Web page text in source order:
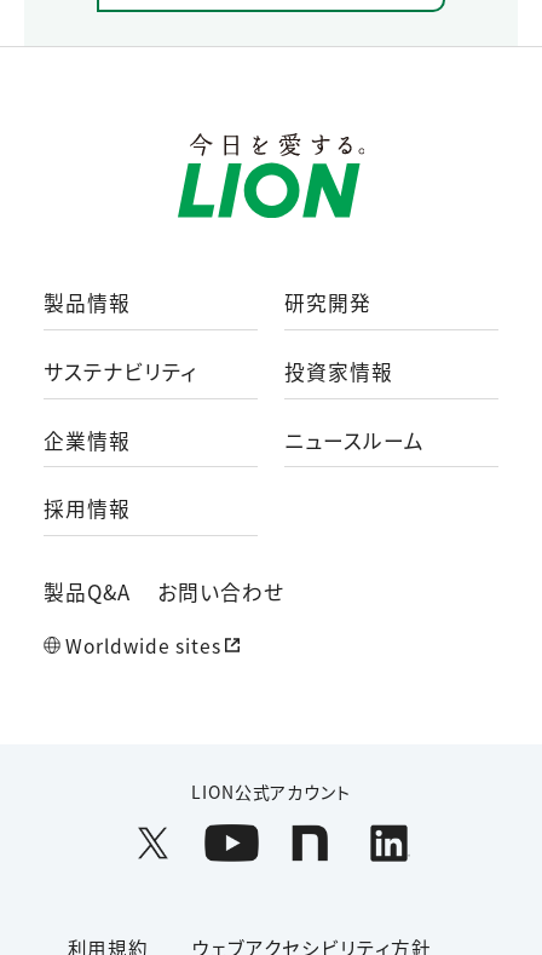
製品情報 研究開発
サステナビリティ 投資家情報
企業情報 ニュースルーム
採用情報
製品Q&A お問い合わせ
Worldwide sites
LION公式アカウント
利用規約 ウェブアクセシビリティ方針